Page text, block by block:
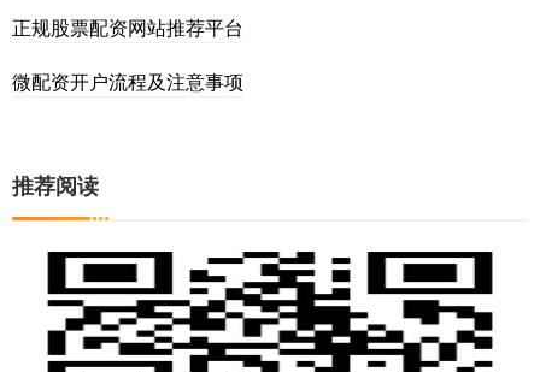
正规股票配资网站推荐平台
微配资开户流程及注意事项
推荐阅读